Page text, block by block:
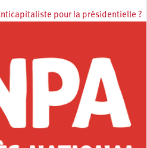
pour la présidentielle ?